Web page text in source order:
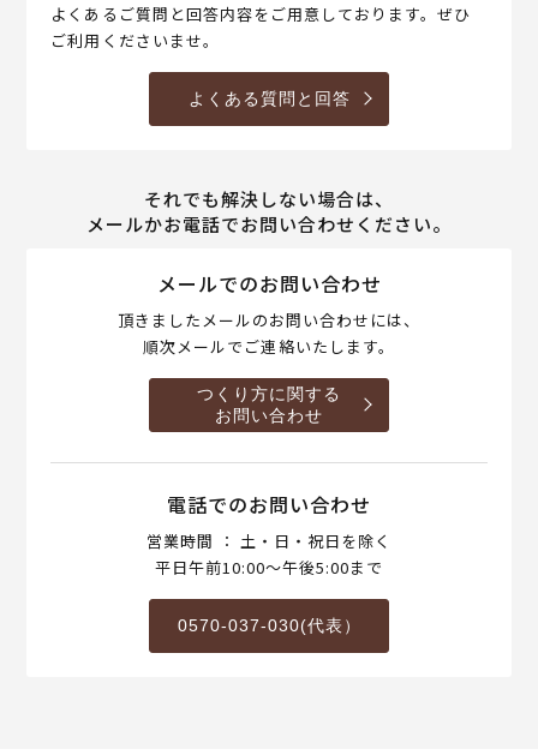
よくあるご質問と回答内容をご用意しております。ぜひ
ご利用くださいませ。
よくある質問と回答
それでも解決しない場合は、
メールかお電話でお問い合わせください。
メールでのお問い合わせ
頂きましたメールのお問い合わせには、
順次メールでご連絡いたします。
つくり方に関する
お問い合わせ
電話でのお問い合わせ
営業時間 ： 土・日・祝日を除く
平日午前10:00～午後5:00まで
0570-037-030(代表）